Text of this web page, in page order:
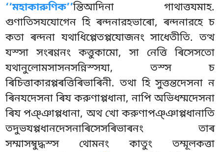
‘‘মহাকারুণিক’’ন্তিআদিনা গাথাত্তযমাহ.
গুণাতিসযযোগেন হি ৰন্দনারহভাৰো, ৰন্দনারহে চ
কতা ৰন্দনা যথাধিপ্পেতপ্পযোজনং সাধেতীতি. তত্থ
যস্সা সংৰণ্ণনং কত্তুকামো, সা নেত্তি ৰিসেসতো
যথানুলোমসাসনসন্নিস্সযা, তস্স চ
ৰিচিত্তাকারপ্পৰত্তিৰিভাৰিনী. তথা হি সুত্তন্তদেসনা ন
ৰিনযদেসনা ৰিয করুণাপ্পধানা, নাপি অভিধম্মদেসনা
ৰিয পঞ্ঞাপ্পধানা, অথ খো করুণাপঞ্ঞাপ্পধানাতি
তদুভযপ্পধানদেসনাৰিসেসৰিভাৰনং তাৰ
সম্মাসম্বুদ্ধস্স থোমনং কাতুং তম্মূলকত্তা